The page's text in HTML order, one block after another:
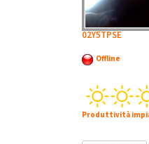
02Y5TPSE
Offline
Produttività